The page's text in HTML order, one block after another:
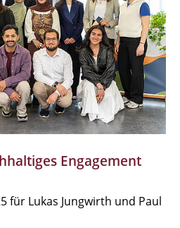
Engagement
für Lukas Jungwirth und Paul